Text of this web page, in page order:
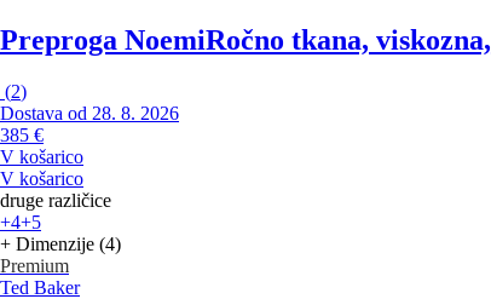
Preproga NoemiRočno tkana,
(2)
Dostava od 28. 8. 2026
385 €
V košarico
V košarico
druge različice
+4+5
+ Dimenzije (4)
Premium
Ted Baker